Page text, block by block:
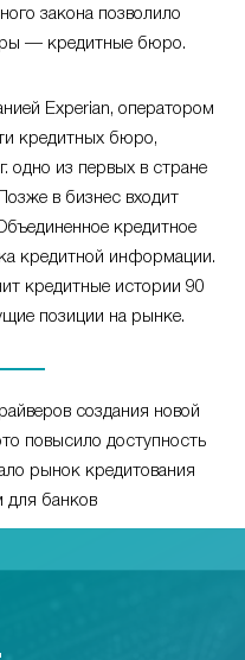
закона позволило
— кредитные бюро.
Experian, оператором
кредитных бюро,
одно из первых в стране
в бизнес входит
кредитное
кредитной информации.
кредитные истории 90
позиции на рынке.
создания новой
повысило доступность
рынок кредитования
для банков